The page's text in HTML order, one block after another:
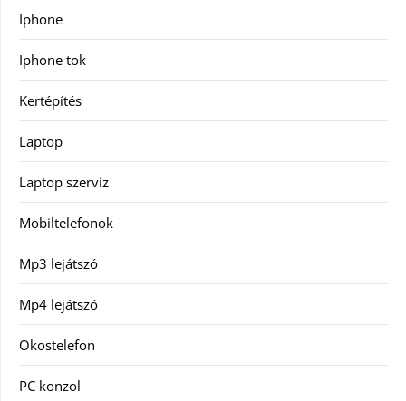
Iphone
Iphone tok
Kertépítés
Laptop
Laptop szerviz
Mobiltelefonok
Mp3 lejátszó
Mp4 lejátszó
Okostelefon
PC konzol